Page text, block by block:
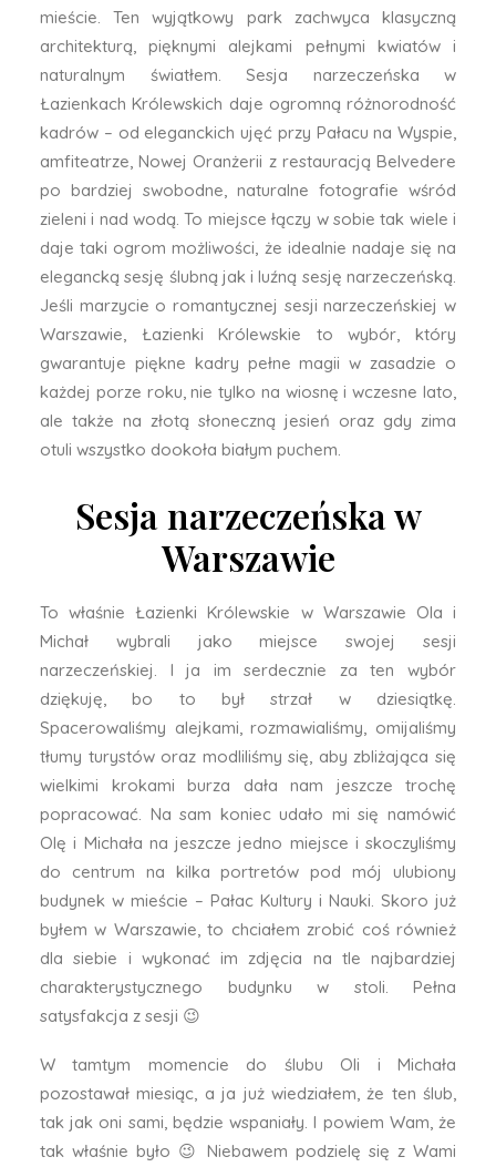
mieście. Ten wyjątkowy park zachwyca klasyczną
architekturą, pięknymi alejkami pełnymi kwiatów i
naturalnym światłem. Sesja narzeczeńska w
Łazienkach Królewskich daje ogromną różnorodność
kadrów – od eleganckich ujęć przy Pałacu na Wyspie,
amfiteatrze, Nowej Oranżerii z restauracją Belvedere
po bardziej swobodne, naturalne fotografie wśród
zieleni i nad wodą. To miejsce łączy w sobie tak wiele i
daje taki ogrom możliwości, że idealnie nadaje się na
elegancką sesję ślubną jak i luźną sesję narzeczeńską.
Jeśli marzycie o romantycznej sesji narzeczeńskiej w
Warszawie, Łazienki Królewskie to wybór, który
gwarantuje piękne kadry pełne magii w zasadzie o
każdej porze roku, nie tylko na wiosnę i wczesne lato,
ale także na złotą słoneczną jesień oraz gdy zima
otuli wszystko dookoła białym puchem.
Sesja narzeczeńska w
Warszawie
To właśnie Łazienki Królewskie w Warszawie Ola i
Michał wybrali jako miejsce swojej sesji
narzeczeńskiej. I ja im serdecznie za ten wybór
dziękuję, bo to był strzał w dziesiątkę.
Spacerowaliśmy alejkami, rozmawialiśmy, omijaliśmy
tłumy turystów oraz modliliśmy się, aby zbliżająca się
wielkimi krokami burza dała nam jeszcze trochę
popracować. Na sam koniec udało mi się namówić
Olę i Michała na jeszcze jedno miejsce i skoczyliśmy
do centrum na kilka portretów pod mój ulubiony
budynek w mieście – Pałac Kultury i Nauki. Skoro już
byłem w Warszawie, to chciałem zrobić coś również
dla siebie i wykonać im zdjęcia na tle najbardziej
charakterystycznego budynku w stoli. Pełna
satysfakcja z sesji 😉
W tamtym momencie do ślubu Oli i Michała
pozostawał miesiąc, a ja już wiedziałem, że ten ślub,
tak jak oni sami, będzie wspaniały. I powiem Wam, że
tak właśnie było 😉 Niebawem podzielę się z Wami